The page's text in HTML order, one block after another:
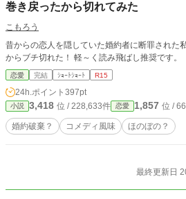
巻き戻ったから切れてみた
こもろう
昔からの恋人を隠していた婚約者に断罪された
からブチ切れた！ 軽～く読み飛ばし推奨です。
恋愛 完結 ｼｮｰﾄｼｮｰﾄ R15
24h.ポイント 397pt
小説 3,418 位 / 228,633件 恋愛 1,857 位 /
婚約破棄？ コメディ風味 ほのぼの？
最終更新日